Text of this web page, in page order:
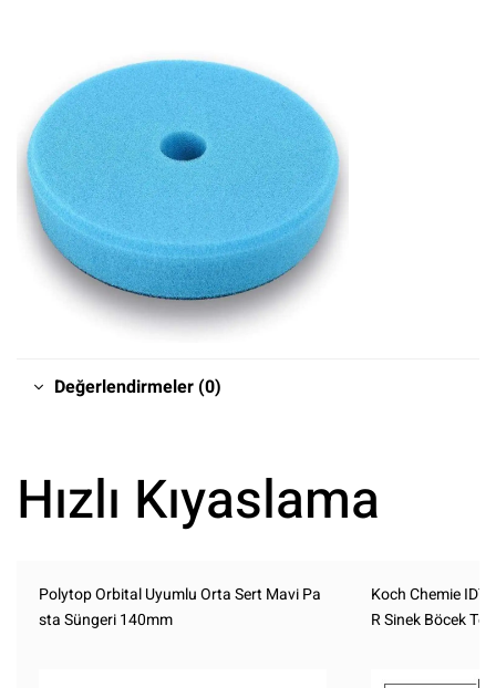
Değerlendirmeler (0)
Hızlı Kıyaslama
Polytop Orbital Uyumlu Orta Sert Mavi Pa
sta Süngeri 140mm
Koch Chemie IDT
R Sinek Böcek